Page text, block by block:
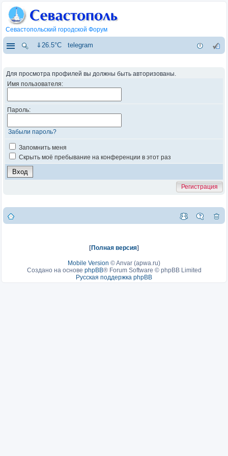
Севастопольский городской Форум
⇓26.5°C telegram
Для просмотра профилей вы должны быть авторизованы.
Имя пользователя:
Пароль:
Забыли пароль?
Запомнить меня
Скрыть моё пребывание на конференции в этот раз
Регистрация
[Полная версия]
Mobile Version ©Anvar (apwa.ru)
Создано на основе phpBB® Forum Software © phpBB Limited
Русская поддержка phpBB